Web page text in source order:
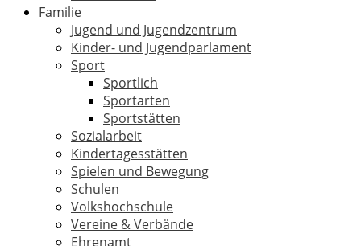
Familie
Jugend und Jugendzentrum
Kinder- und Jugendparlament
Sport
Sportlich
Sportarten
Sportstätten
Sozialarbeit
Kindertagesstätten
Spielen und Bewegung
Schulen
Volkshochschule
Vereine & Verbände
Ehrenamt